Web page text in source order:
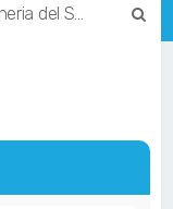
Ingegneria del Software